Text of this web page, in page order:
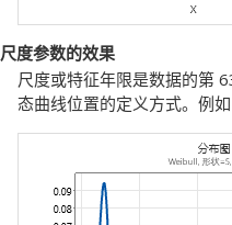
尺度参数的效果
尺度或特征年限是数据的第
态曲线位置的定义方式。例